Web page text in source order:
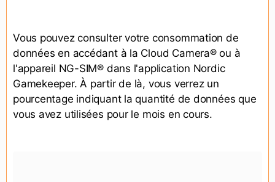
Vous pouvez consulter votre consommation de
données en accédant à la Cloud Camera® ou à
l'appareil NG-SIM® dans l'application Nordic
Gamekeeper. À partir de là, vous verrez un
pourcentage indiquant la quantité de données que
vous avez utilisées pour le mois en cours.